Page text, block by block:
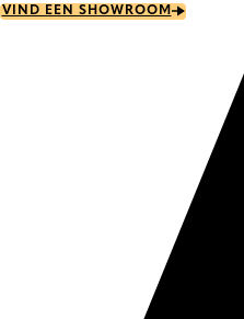
Skip
VIND EEN SHOWROOM